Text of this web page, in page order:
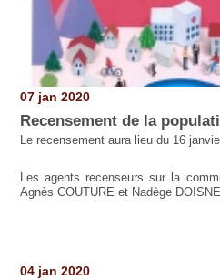
07 jan 2020
Recensement de la
Le recensement aura lieu du 16
Les agents recenseurs sur la
Agnès COUTURE et Nadège
04 jan 2020